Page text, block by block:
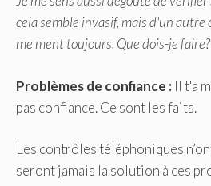
cela semble invasif, mais d'un autre
me ment toujours. Que dois-je faire?
Problèmes de confiance : Il t'a
pas confiance. Ce sont les faits.
Les contrôles téléphoniques
seront jamais la solution à ces